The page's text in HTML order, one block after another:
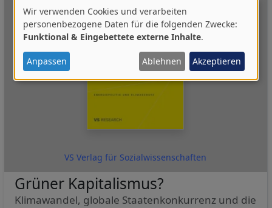
VS Verlag für Sozialwissenschaften
Grüner Kapitalismus?
Klimawandel, globale Staatenkonkurrenz und die
Verwendung
von
personenbezogenen
Daten
Wir verwenden Cookies und verarbeiten
personenbezogene Daten für die folgenden Zwecke:
Funktional & Eingebettete externe Inhalte.
Anpassen Ablehnen Akzeptieren